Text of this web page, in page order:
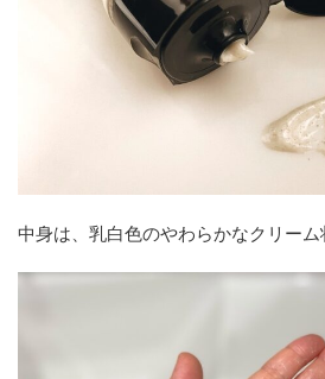
中身は、乳白色のやわらかなクリーム